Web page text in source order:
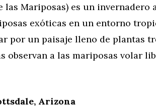
las Mariposas) es un invernadero
exóticas en un entorno
por un paisaje lleno de plantas
observan a las mariposas volar
Arizona